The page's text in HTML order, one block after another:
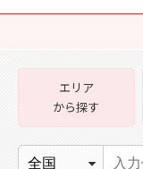
エリア
から探す